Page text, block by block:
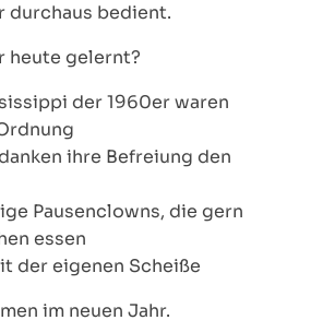
durchaus bedient.
heute gelernt?
der 1960er waren
ihre Befreiung den
Pausenclowns, die gern
essen
der eigenen Scheiße
im neuen Jahr.